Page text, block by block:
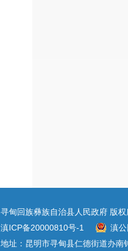
寻甸回族彝族自治县人民政府 版权
滇ICP备20000810号-1
滇
地址：昆明市寻甸县仁德街道办南